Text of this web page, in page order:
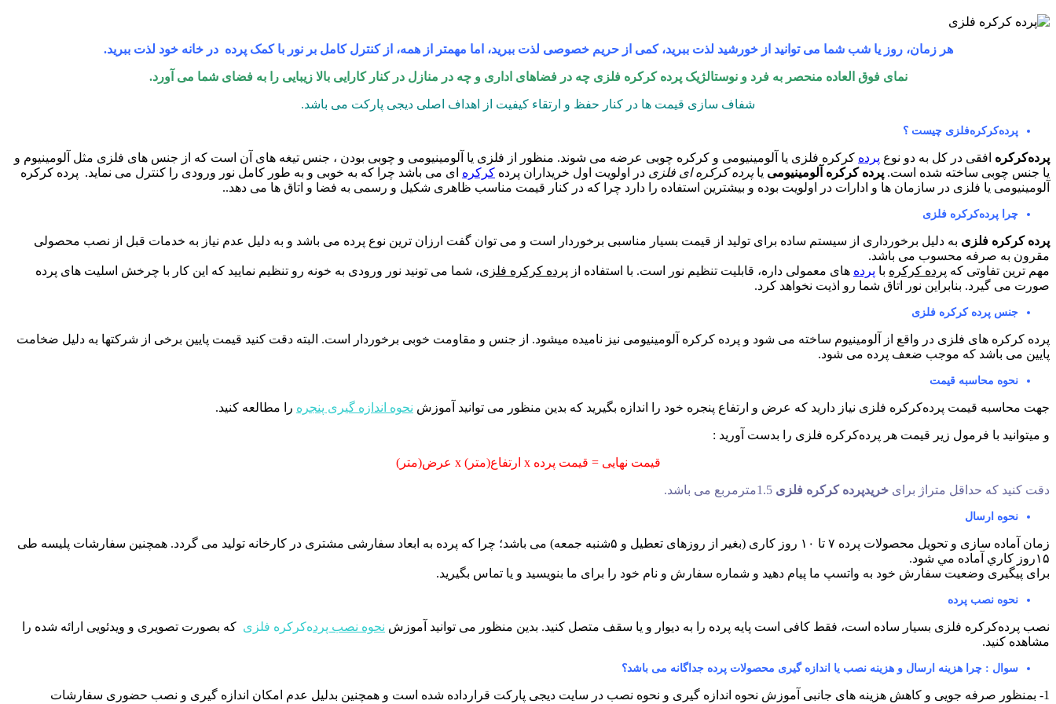
هر زمان، روز یا شب شما می توانید از خورشید لذت ببرید، کمی از حریم خصوصی لذت ببرید، اما مهمتر از همه، از کنترل کامل بر نور با کمک پرده در خانه خود لذت ببرید.
نمای فوق العاده منحصر به فرد و نوستالژیک پرده کرکره فلزی چه در فضاهای اداری و چه در منازل در کنار کارایی بالا زیبایی را به فضای شما می آورد.
شفاف سازی قیمت ها در کنار حفظ و ارتقاء کیفیت از اهداف اصلی دیجی پارکت می باشد.
پرده‌کرکره‌فلزی چیست ؟
پرده‌كركره افقی در کل به دو نوع پرده کرکر‌ه فلزی یا آلومینیومی و کرکره چوبی عرضه می شوند. منظور از فلزی یا آلومینیومی و چوبی بودن ، جنس تیغه های آن است که از جنس های فلزی مثل آلومینیوم و
یا جنس چوبی ساخته شده است. پرده کرکره آلومینیومی یاپرده کرکره ای فلزی در اولویت اول خریداران پرده کرکره ای می باشد چرا که به خوبی و به طور کامل نور ورودی را کنترل می نماید. پرده کرکره
آلومینیومی یا فلزی در سازمان ها و ادارات در اولویت بوده و بیشترین استفاده را دارد چرا که در کنار قیمت مناسب ظاهری شکیل و رسمی به فضا و اتاق ها می دهد..
چرا پرده‌کرکره فلزی
پرده کرکره فلزی به دلیل برخورداری از سیستم ساده برای تولید از قیمت بسیار مناسبی برخوردار است و می توان گفت ارزان ترین نوع پرده می باشد و به دلیل عدم نیاز به خدمات قبل از نصب محصولی
مقرون به صرفه محسوب می باشد.
مهم ترین تفاوتی که پرده کرکره با پرده های معمولی داره، قابلیت تنظیم نور است. با استفاده از پرده کرکره فلزی، شما می تونید نور ورودی به خونه رو تنظیم نمایید که این کار با چرخش اسلیت های پرده
صورت می گیرد. بنابراین نور اتاق شما رو اذیت نخواهد کرد.
جنس پرده کرکره فلزی
پرده کرکره های فلزی در واقع از آلومینیوم ساخته می شود و پرده کرکره آلومینیومی نیز نامیده میشود. از جنس و مقاومت خوبی برخوردار است. البته دقت کنید قیمت پایین برخی از شرکتها به دلیل ضخامت
پایین می باشد که موجب ضعف پرده می شود.
نحوه محاسبه قیمت
جهت محاسبه قیمت پرده‌کرکره فلزی نیاز دارید که عرض و ارتفاع پنجره خود را اندازه بگیرید که بدین منظور می توانید آموزش نحوه اندازه گیری پنجره را مطالعه کنید.
و میتوانید با فرمول زیر قیمت هر پرده‌کرکره فلزی را بدست آورید :
قیمت نهایی = قیمت پرده x ارتفاع(متر) x عرض(متر)
دقت کنید که حداقل متراژ برای خریدپرده کرکره فلزی
نحوه ارسال
زمان آماده سازی و تحویل محصولات پرده ۷ تا ۱۰ روز کاری (بغیر از روزهای تعطیل و ۵شنبه جمعه) می باشد؛ چرا که پرده به ابعاد سفارشی مشتری در کارخانه تولید می گردد. همچنین سفارشات پليسه طی
۱۵روز كاري آماده مي شود.
برای پیگیری وضعیت سفارش خود به واتسپ ما پیام دهید و شماره سفارش و نام خود را برای ما بنویسید و یا تماس بگیرید.
نحوه نصب پرده
نصب پرده‌کرکره فلزی بسیار ساده است، فقط کافی است پایه پرده را به دیوار و یا سقف متصل کنید. بدین منظور می توانید آموزش نحوه نصب پرده‌کرکره فلزی که بصورت تصویری و ویدئویی ارائه شده را
مشاهده کنید.
سوال : چرا هزینه ارسال و هزینه نصب یا اندازه گیری محصولات پرده جداگانه می باشد؟
1- بمنظور صرفه جویی و کاهش هزینه های جانبی آموزش نحوه اندازه گیری و نحوه نصب در سایت دیجی پارکت قرارداده شده است و همچنین بدلیل عدم امکان اندازه گیری و نصب حضوری سفارشات